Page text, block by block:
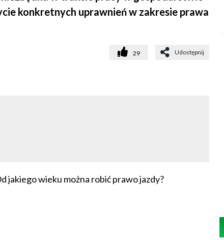
konkretnych uprawnień w zakresie prawa
29 Udostępnij
jakiego wieku można robić prawo jazdy?